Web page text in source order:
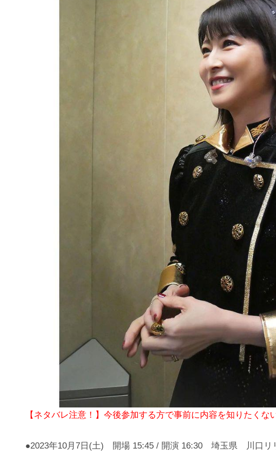
【ネタバレ注意！】今後参加する方で事前に内容を知りた
●2023年10月7日(土) 開場 15:45 / 開演 16:30 埼玉県 川口リ